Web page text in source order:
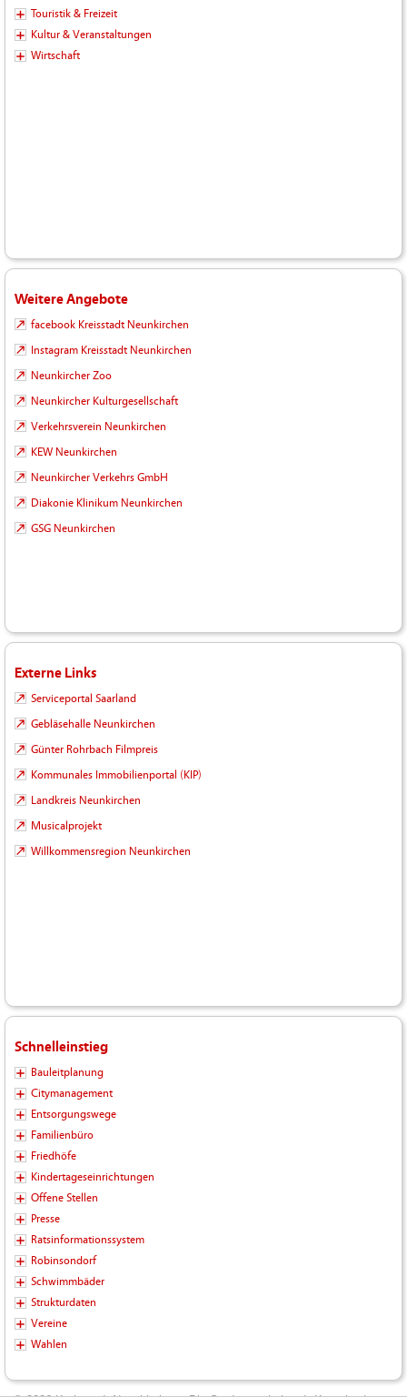
Touristik & Freizeit
Kultur & Veranstaltungen
Wirtschaft
Weitere Angebote
facebook Kreisstadt Neunkirchen
Instagram Kreisstadt Neunkirchen
Neunkircher Zoo
Neunkircher Kulturgesellschaft
Verkehrsverein Neunkirchen
KEW Neunkirchen
Neunkircher Verkehrs GmbH
Diakonie Klinikum Neunkirchen
GSG Neunkirchen
Externe Links
Serviceportal Saarland
Gebläsehalle Neunkirchen
Günter Rohrbach Filmpreis
Kommunales Immobilienportal (KIP)
Landkreis Neunkirchen
Musicalprojekt
Willkommensregion Neunkirchen
Schnelleinstieg
Bauleitplanung
Citymanagement
Entsorgungswege
Familienbüro
Friedhöfe
Kindertageseinrichtungen
Offene Stellen
Presse
Ratsinformationssystem
Robinsondorf
Schwimmbäder
Strukturdaten
Vereine
Wahlen